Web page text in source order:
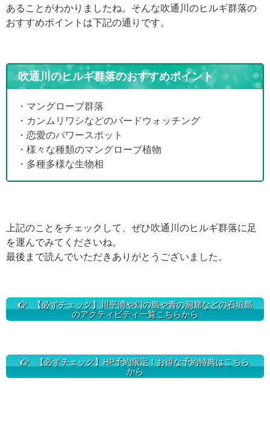
あることがわかりましたね。そんな吹通川のヒルギ群落の
おすすめポイントは下記の通りです。
吹通川のヒルギ群落のおすすめポイント
・マングローブ群落
・カンムリワシなどのバードウォッチング
・恋愛のパワースポット
・様々な種類のマングローブ植物
・多種多様な生物相
上記のことをチェックして、ぜひ吹通川のヒルギ群落に足
を運んでみてくださいね。
最後まで読んでいただきありがとうございました。
【必ずチェック】川平湾や幻の島や青の洞窟などの石垣島
のアクティビティ一覧こちらから
【必ずチェック】HP予約限定！お得な予約特典はこちら
から